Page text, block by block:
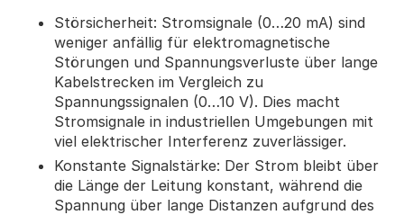
Störsicherheit: Stromsignale (0…20 mA) sind
weniger anfällig für elektromagnetische
Störungen und Spannungsverluste über lange
Kabelstrecken im Vergleich zu
Spannungssignalen (0…10 V). Dies macht
Stromsignale in industriellen Umgebungen mit
viel elektrischer Interferenz zuverlässiger.
Konstante Signalstärke: Der Strom bleibt über
die Länge der Leitung konstant, während die
Spannung über lange Distanzen aufgrund des